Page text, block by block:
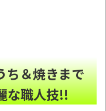
ｗｗｗｗｗNEW!
た画像を貼って
ち＆焼きまで
な職人技!!